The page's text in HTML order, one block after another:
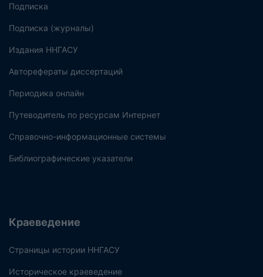
Подписка
Подписка (журналы)
Издания ННГАСУ
Авторефераты диссертаций
Периодика онлайн
Путеводитель по ресурсам Интернет
Справочно-информационные системы
Библиографические указатели
Краеведение
Страницы истории ННГАСУ
Историческое краеведение